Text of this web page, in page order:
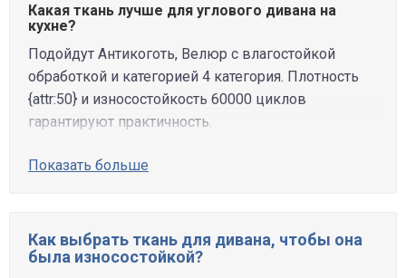
Какая ткань лучше для углового дивана на
кухне?
Подойдут Антикоготь, Велюр с влагостойкой
обработкой и категорией 4 категория. Плотность
{attr:50} и износостойкость 60000 циклов
гарантируют практичность.
Показать больше
Как выбрать ткань для дивана, чтобы она
была износостойкой?